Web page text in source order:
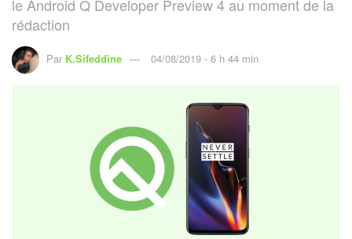
le Android Q Developer Preview 4 au moment de la
rédaction
Par K.Sifeddine 04/08/2019 - 6 h 44 min